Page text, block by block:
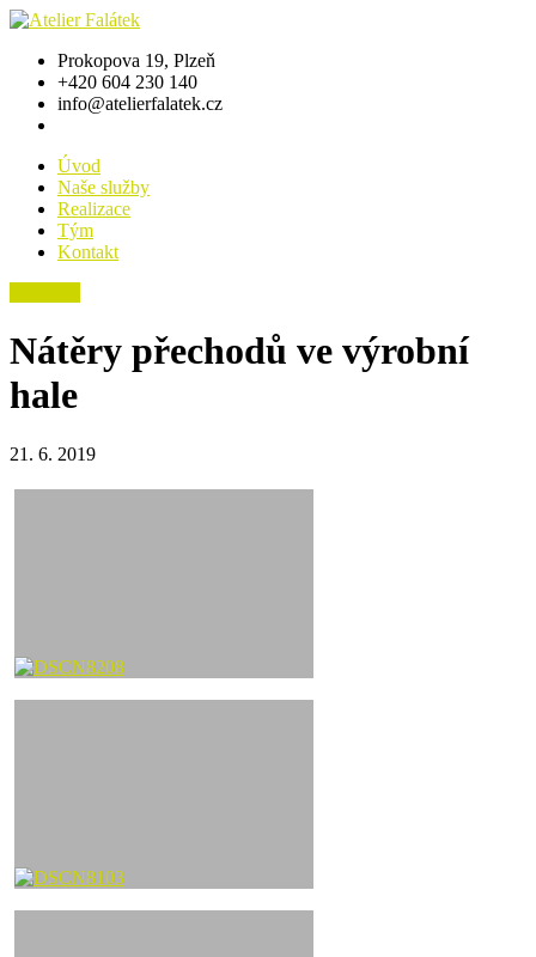
Prokopova 19, Plzeň
+420 604 230 140
info@atelierfalatek.cz
Úvod
Naše služby
Realizace
Tým
Kontakt
Nátěry přechodů ve výrobní
hale
21. 6. 2019